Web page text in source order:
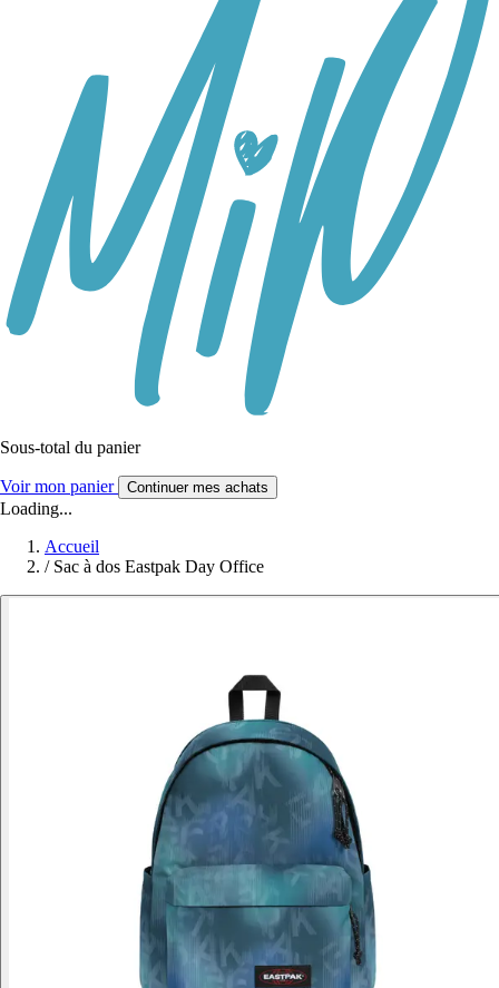
Sous-total du panier
Voir mon panier Continuer mes achats
Loading...
Accueil
/ Sac à dos Eastpak Day Office